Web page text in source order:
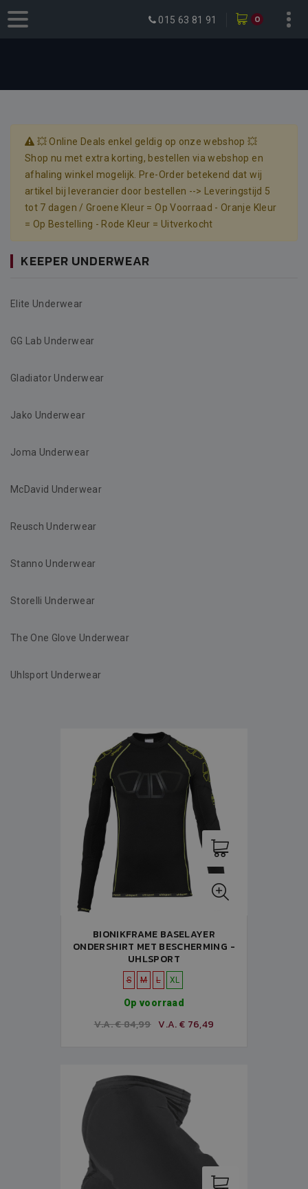
015 63 81 91 0
💥 Online Deals enkel geldig op onze webshop 💥
Shop nu met extra korting, bestellen via webshop en
afhaling winkel mogelijk. Pre-Order betekend dat wij
artikel bij leverancier door bestellen --> Leveringstijd 5
tot 7 dagen / Groene Kleur = Op Voorraad - Oranje Kleur
= Op Bestelling - Rode Kleur = Uitverkocht
KEEPER UNDERWEAR
Elite Underwear
GG Lab Underwear
Gladiator Underwear
Jako Underwear
Joma Underwear
McDavid Underwear
Reusch Underwear
Stanno Underwear
Storelli Underwear
The One Glove Underwear
Uhlsport Underwear
BIONIKFRAME BASELAYER
ONDERSHIRT MET BESCHERMING -
UHLSPORT
S M L XL
Op voorraad
V.A. € 84,99 V.A. € 76,49